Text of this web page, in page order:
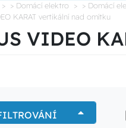
> Domácí elektro > Domácí
KARAT vertikální nad omítku
VIDEO